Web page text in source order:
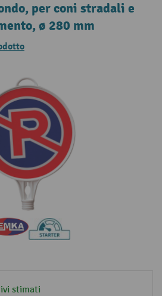
per coni stradali e
ø 280 mm
stimati